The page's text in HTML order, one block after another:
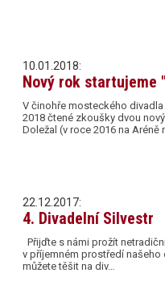
10.01.2018:
Nový rok startujeme
V činohře mosteckého
2018 čtené zkoušky dvou
Doležal (v roce 2016 na Aréně
22.12.2017:
4. Divadelní Silvestr
Přijďte s námi prožít
v příjemném prostředí našeho
můžete těšit na div…